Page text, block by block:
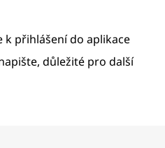
k přihlášení do aplikace
důležité pro další